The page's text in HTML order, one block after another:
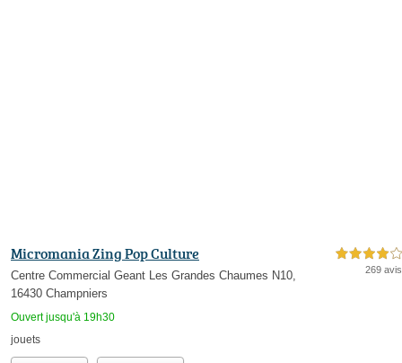
Micromania Zing Pop Culture
Centre Commercial Geant Les Grandes Chaumes N10,
16430 Champniers
Ouvert jusqu'à 19h30
4,0 étoiles sur 5
269 avis
jouets